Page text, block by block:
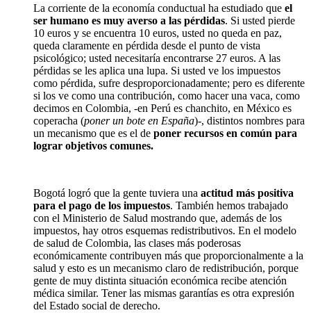
La corriente de la economía conductual ha estudiado que el
ser humano es muy averso a las pérdidas. Si usted pierde
10 euros y se encuentra 10 euros, usted no queda en paz,
queda claramente en pérdida desde el punto de vista
psicológico; usted necesitaría encontrarse 27 euros. A las
pérdidas se les aplica una lupa. Si usted ve los impuestos
como pérdida, sufre desproporcionadamente; pero es diferente
si los ve como una contribución, como hacer una vaca, como
decimos en Colombia, -en Perú es chanchito, en México es
coperacha (poner un bote en España)-, distintos nombres para
un mecanismo que es el de poner recursos en común para
lograr objetivos comunes.
Bogotá logró que la gente tuviera una actitud más positiva
para el pago de los impuestos. También hemos trabajado
con el Ministerio de Salud mostrando que, además de los
impuestos, hay otros esquemas redistributivos. En el modelo
de salud de Colombia, las clases más poderosas
económicamente contribuyen más que proporcionalmente a la
salud y esto es un mecanismo claro de redistribución, porque
gente de muy distinta situación económica recibe atención
médica similar. Tener las mismas garantías es otra expresión
del Estado social de derecho.